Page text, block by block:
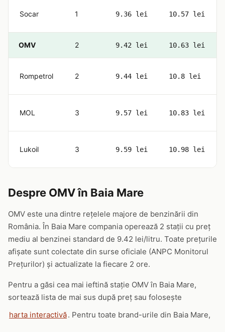
Socar 1 9.36 lei 10.57 lei
OMV 2 9.42 lei 10.63 lei
Rompetrol 2 9.44 lei 10.8 lei
MOL 3 9.57 lei 10.83 lei
Lukoil 3 9.59 lei 10.98 lei
Despre OMV în Baia Mare
OMV este una dintre rețelele majore de benzinării din
România. În Baia Mare compania operează 2 stații cu preț
mediu al benzinei standard de 9.42 lei/litru. Toate prețurile
afișate sunt colectate din surse oficiale (ANPC Monitorul
Prețurilor) și actualizate la fiecare 2 ore.
Pentru a găsi cea mai ieftină stație OMV în Baia Mare,
sortează lista de mai sus după preț sau folosește
harta interactivă. Pentru toate brand-urile din Baia Mare,